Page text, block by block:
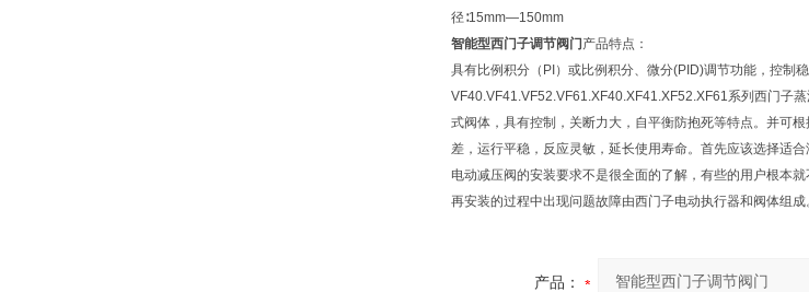
径∶15mm―150mm
智能型西门子调节阀门 产品特点：
具有比例积分（PI）或比例积分、微分(PID)调节功能，控制稳
VF40.VF41.VF52.VF61.XF40.XF41.XF52.XF61系列西门子
式阀体，具有控制，关断力大，自平衡防抱死等特点。并可
差，运行平稳，反应灵敏，延长使用寿命。首先应该选择适
电动减压阀的安装要求不是很全面的了解，有些的用户根本
再安装的过程中出现问题故障由西门子电动执行器和阀体组
产品：